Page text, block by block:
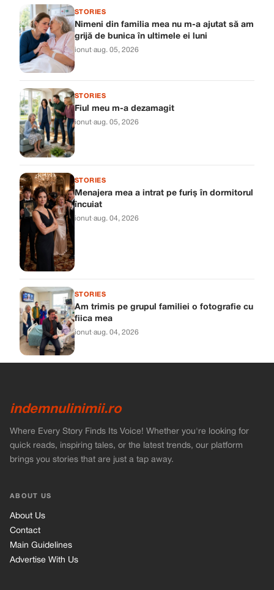
STORIES
Nimeni din familia mea nu m-a ajutat să am
grijă de bunica în ultimele ei luni
ionut·aug. 05, 2026
STORIES
Fiul meu m-a dezamagit
ionut·aug. 05, 2026
STORIES
Menajera mea a intrat pe furiș în dormitorul
încuiat
ionut·aug. 04, 2026
STORIES
Am trimis pe grupul familiei o fotografie cu
fiica mea
ionut·aug. 04, 2026
indemnulinimii.ro
Where Every Story Finds Its Voice! Whether you're looking for
quick reads, inspiring tales, or the latest trends, our platform
brings you stories that are just a tap away.
ABOUT US
About Us
Contact
Main Guidelines
Advertise With Us